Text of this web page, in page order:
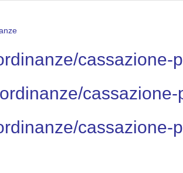
cassazione-
cassazione-